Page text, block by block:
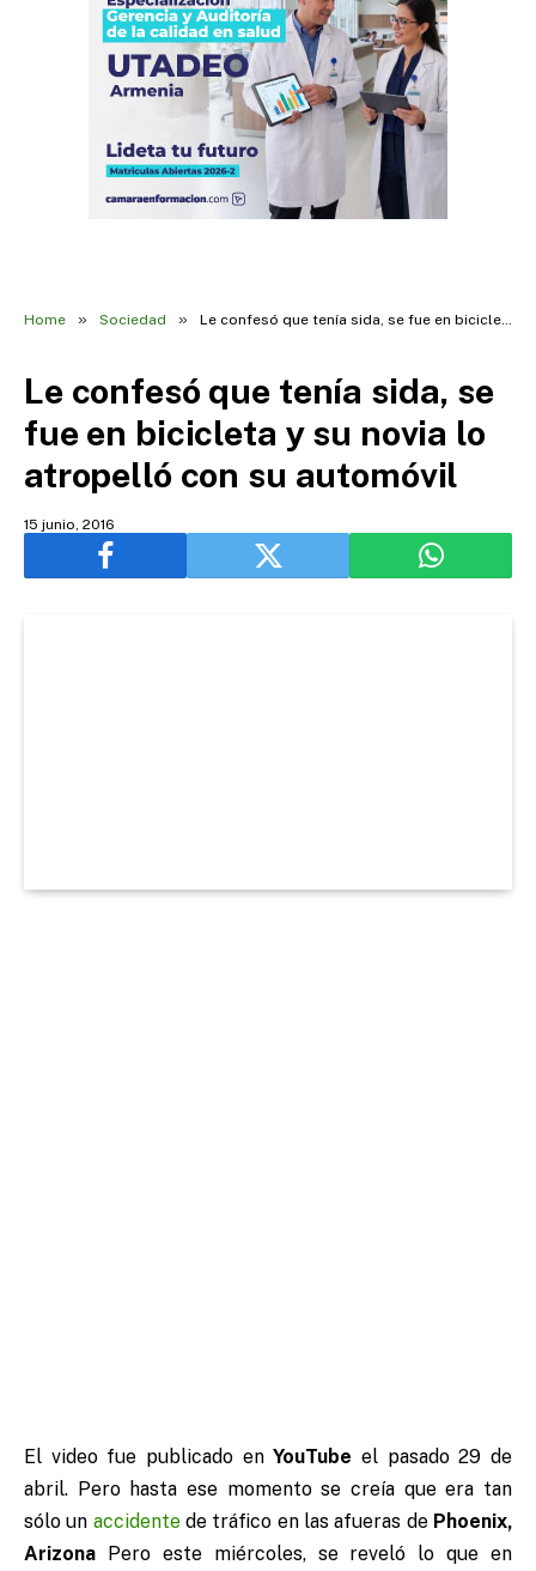
Home » Sociedad » Le confesó que tenía sida, se fue en bicicleta y su novia lo atropelló con su automóvil
Le confesó que tenía sida, se
fue en bicicleta y su novia lo
atropelló con su automóvil
15 junio, 2016
El video fue publicado enYouTube el pasado 29 de
abril. Pero hasta ese momento se creía que era tan
sólo un accidentede tráfico en las afueras de Phoenix,
Arizona Pero este miércoles, se reveló lo que en